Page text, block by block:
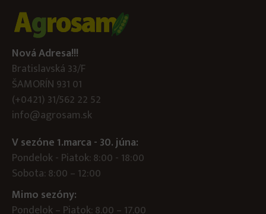
Nová Adresa!!!
Bratislavská 33/F
ŠAMORÍN 931 01
(+0421) 31/562 22 52
info@agrosam.sk
V sezóne 1.marca - 30. júna:
Pondelok - Piatok: 8:00 - 18:00
Sobota: 8:00 – 12:00
Mimo sezóny:
Pondelok – Piatok: 8.00 – 17.00